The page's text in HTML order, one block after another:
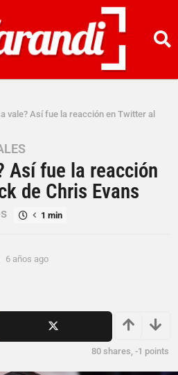
vale? Así fue la reacción en Twitter al
Así fue la reacción
de Chris Evans
1 min
6 años ago
s
a
80 shares, -1 points